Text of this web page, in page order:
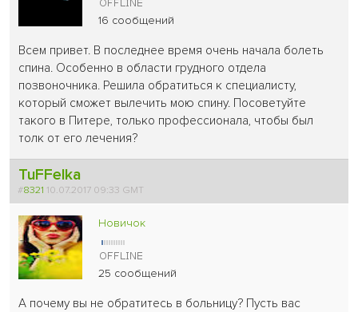
16 сообщений
Всем привет. В последнее время очень начала болеть
спина. Особенно в области грудного отдела
позвоночника. Решила обратиться к специалисту,
который сможет вылечить мою спину. Посоветуйте
такого в Питере, только профессионала, чтобы был
толк от его лечения?
TuFFelka
#8321 10.07.2017 09:33 GMT
Новичок
25 сообщений
А почему вы не обратитесь в больницу? Пусть вас